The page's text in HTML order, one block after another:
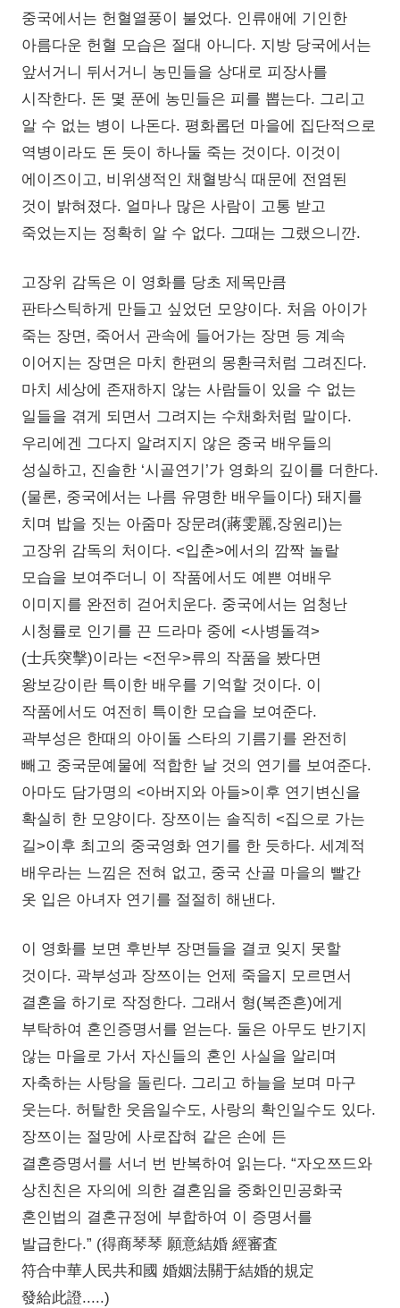
중국에서는 헌혈열풍이 불었다. 인류애에 기인한
아름다운 헌혈 모습은 절대 아니다. 지방 당국에서는
앞서거니 뒤서거니 농민들을 상대로 피장사를
시작한다. 돈 몇 푼에 농민들은 피를 뽑는다. 그리고
알 수 없는 병이 나돈다. 평화롭던 마을에 집단적으로
역병이라도 돈 듯이 하나둘 죽는 것이다. 이것이
에이즈이고, 비위생적인 채혈방식 때문에 전염된
것이 밝혀졌다. 얼마나 많은 사람이 고통 받고
죽었는지는 정확히 알 수 없다. 그때는 그랬으니깐.
고장위 감독은 이 영화를 당초 제목만큼
판타스틱하게 만들고 싶었던 모양이다. 처음 아이가
죽는 장면, 죽어서 관속에 들어가는 장면 등 계속
이어지는 장면은 마치 한편의 몽환극처럼 그려진다.
마치 세상에 존재하지 않는 사람들이 있을 수 없는
일들을 겪게 되면서 그려지는 수채화처럼 말이다.
우리에겐 그다지 알려지지 않은 중국 배우들의
성실하고, 진솔한 ‘시골연기’가 영화의 깊이를 더한다.
(물론, 중국에서는 나름 유명한 배우들이다) 돼지를
치며 밥을 짓는 아줌마 장문려(蔣雯麗,장원리)는
고장위 감독의 처이다. <입춘>에서의 깜짝 놀랄
모습을 보여주더니 이 작품에서도 예쁜 여배우
이미지를 완전히 걷어치운다. 중국에서는 엄청난
시청률로 인기를 끈 드라마 중에 <사병돌격>
(士兵突擊)이라는 <전우>류의 작품을 봤다면
왕보강이란 특이한 배우를 기억할 것이다. 이
작품에서도 여전히 특이한 모습을 보여준다.
곽부성은 한때의 아이돌 스타의 기름기를 완전히
빼고 중국문예물에 적합한 날 것의 연기를 보여준다.
아마도 담가명의 <아버지와 아들>이후 연기변신을
확실히 한 모양이다. 장쯔이는 솔직히 <집으로 가는
길>이후 최고의 중국영화 연기를 한 듯하다. 세계적
배우라는 느낌은 전혀 없고, 중국 산골 마을의 빨간
옷 입은 아녀자 연기를 절절히 해낸다.
이 영화를 보면 후반부 장면들을 결코 잊지 못할
것이다. 곽부성과 장쯔이는 언제 죽을지 모르면서
결혼을 하기로 작정한다. 그래서 형(복존흔)에게
부탁하여 혼인증명서를 얻는다. 둘은 아무도 반기지
않는 마을로 가서 자신들의 혼인 사실을 알리며
자축하는 사탕을 돌린다. 그리고 하늘을 보며 마구
웃는다. 허탈한 웃음일수도, 사랑의 확인일수도 있다.
장쯔이는 절망에 사로잡혀 같은 손에 든
결혼증명서를 서너 번 반복하여 읽는다. “자오쯔드와
상친친은 자의에 의한 결혼임을 중화인민공화국
혼인법의 결혼규정에 부합하여 이 증명서를
발급한다.” (得商琴琴 願意結婚 經審査
符合中華人民共和國 婚姻法關于結婚的規定
發給此證.....)